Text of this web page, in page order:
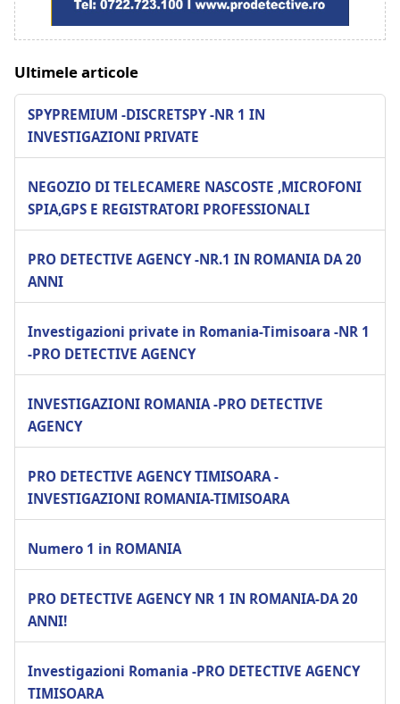
Ultimele articole
SPYPREMIUM -DISCRETSPY -NR 1 IN
INVESTIGAZIONI PRIVATE
NEGOZIO DI TELECAMERE NASCOSTE ,MICROFONI
SPIA,GPS E REGISTRATORI PROFESSIONALI
PRO DETECTIVE AGENCY -NR.1 IN ROMANIA DA 20
ANNI
Investigazioni private in Romania-Timisoara -NR 1
-PRO DETECTIVE AGENCY
INVESTIGAZIONI ROMANIA -PRO DETECTIVE
AGENCY
PRO DETECTIVE AGENCY TIMISOARA -
INVESTIGAZIONI ROMANIA-TIMISOARA
Numero 1 in ROMANIA
PRO DETECTIVE AGENCY NR 1 IN ROMANIA-DA 20
ANNI!
Investigazioni Romania -PRO DETECTIVE AGENCY
TIMISOARA